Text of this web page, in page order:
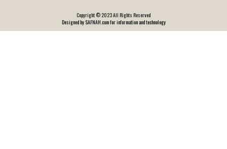
Copyright © 2023 All Rights Reserved
Designed by SAFNAH.com for information and technology